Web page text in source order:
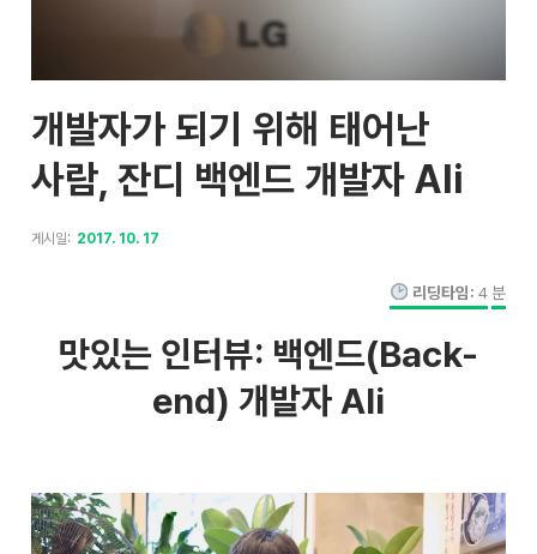
개발자가 되기 위해 태어난
사람, 잔디 백엔드 개발자 Ali
게시일: 2017. 10. 17
리딩타임: 4 분
맛있는 인터뷰: 백엔드(Back-
end) 개발자 Ali